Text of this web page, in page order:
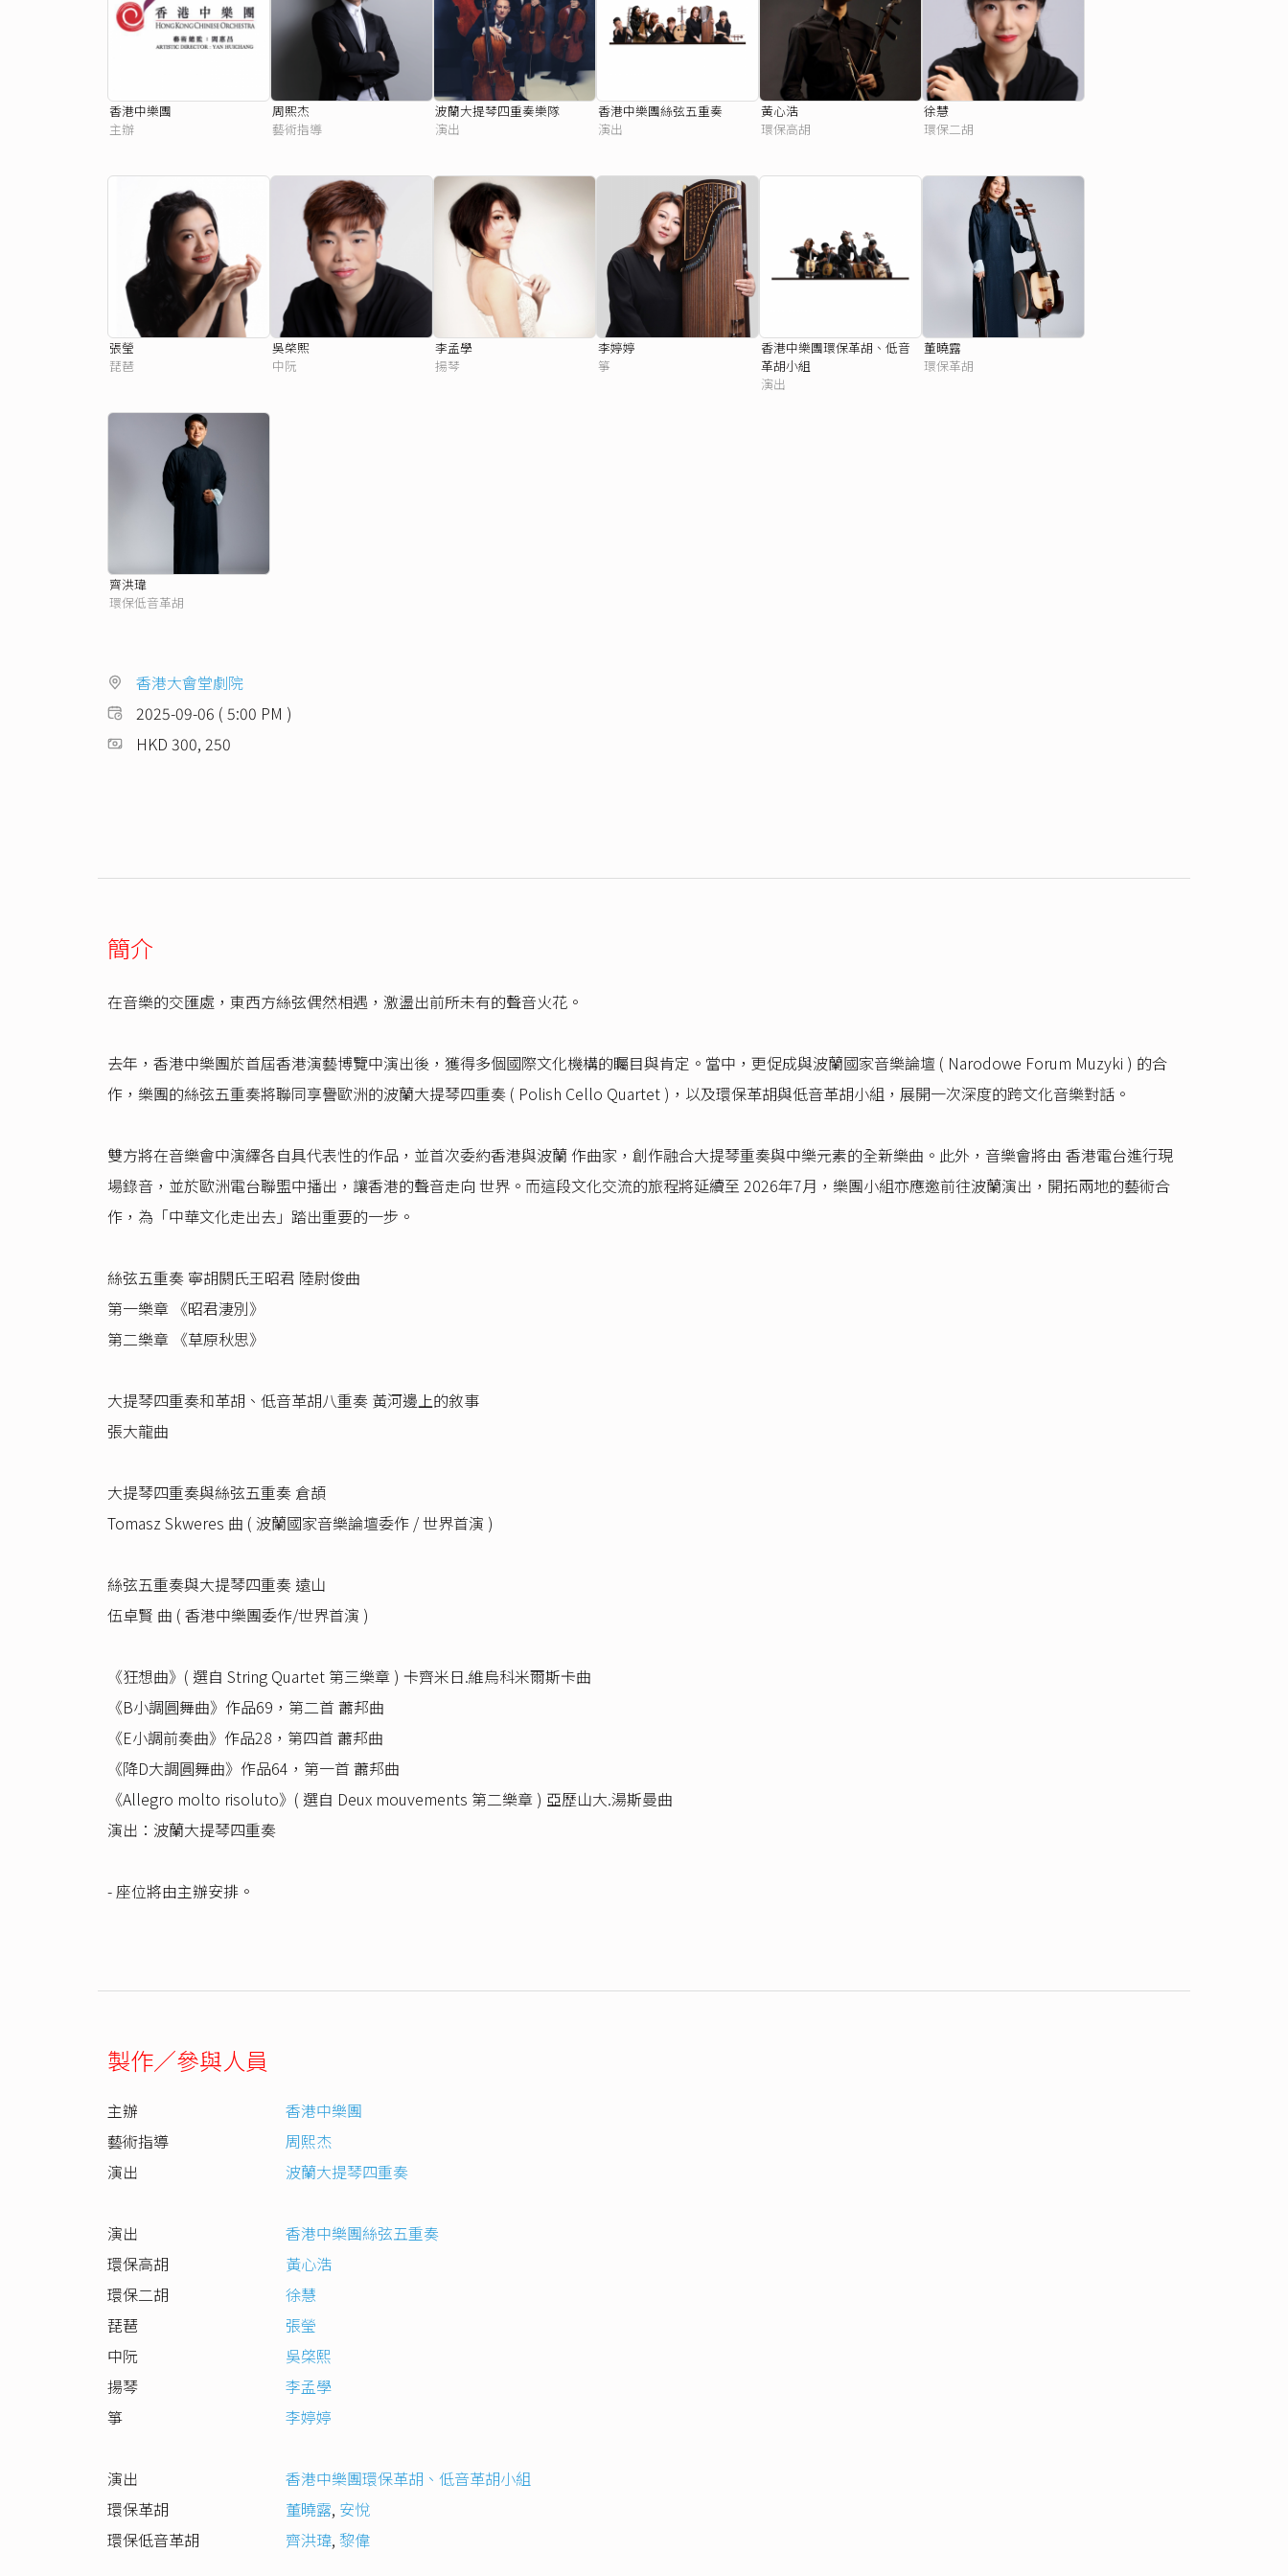
香港中樂團
主辦
周熙杰
藝術指導
波蘭大提琴四重奏樂隊
演出
香港中樂團絲弦五重奏
演出
黃心浩
環保高胡
徐慧
環保二胡
張瑩
琵琶
吳棨熙
中阮
李孟學
揚琴
李婷婷
箏
香港中樂團環保革胡、低音
革胡小組
演出
董曉露
環保革胡
齊洪瑋
環保低音革胡
香港大會堂劇院
2025-09-06 ( 5:00 PM )
HKD 300, 250
簡介
在音樂的交匯處，東西方絲弦偶然相遇，激盪出前所未有的聲音火花。
去年，香港中樂團於首屆香港演藝博覽中演出後，獲得多個國際文化機構的矚目與肯定。當中，更促成與波蘭國家音樂論壇 ( Narodowe Forum Muzyki ) 的合
作，樂團的絲弦五重奏將聯同享譽歐洲的波蘭大提琴四重奏 ( Polish Cello Quartet )，以及環保革胡與低音革胡小組，展開一次深度的跨文化音樂對話。
雙方將在音樂會中演繹各自具代表性的作品，並首次委約香港與波蘭 作曲家，創作融合大提琴重奏與中樂元素的全新樂曲。此外，音樂會將由 香港電台進行現
場錄音，並於歐洲電台聯盟中播出，讓香港的聲音走向 世界。而這段文化交流的旅程將延續至 2026年7月，樂團小組亦應邀前往波蘭演出，開拓兩地的藝術合
作，為「中華文化走出去」踏出重要的一步。
絲弦五重奏 寧胡閼氏王昭君 陸尉俊曲
第一樂章 《昭君淒別》
第二樂章 《草原秋思》
大提琴四重奏和革胡、低音革胡八重奏 黃河邊上的敘事
張大龍曲
大提琴四重奏與絲弦五重奏 倉頡
Tomasz Skweres 曲 ( 波蘭國家音樂論壇委作 / 世界首演 )
絲弦五重奏與大提琴四重奏 遠山
伍卓賢 曲 ( 香港中樂團委作/世界首演 )
《狂想曲》( 選自 String Quartet 第三樂章 ) 卡齊米日.維烏科米爾斯卡曲
《B小調圓舞曲》作品69，第二首 蕭邦曲
《E小調前奏曲》作品28，第四首 蕭邦曲
《降D大調圓舞曲》作品64，第一首 蕭邦曲
《Allegro molto risoluto》( 選自 Deux mouvements 第二樂章 ) 亞歷山大.湯斯曼曲
演出：波蘭大提琴四重奏
- 座位將由主辦安排。
製作／參與人員
主辦
香港中樂團
藝術指導
周熙杰
演出
波蘭大提琴四重奏
演出
香港中樂團絲弦五重奏
環保高胡
黃心浩
環保二胡
徐慧
琵琶
張瑩
中阮
吳棨熙
揚琴
李孟學
箏
李婷婷
演出
香港中樂團環保革胡、低音革胡小組
環保革胡
董曉露, 安悅
環保低音革胡
齊洪瑋, 黎偉